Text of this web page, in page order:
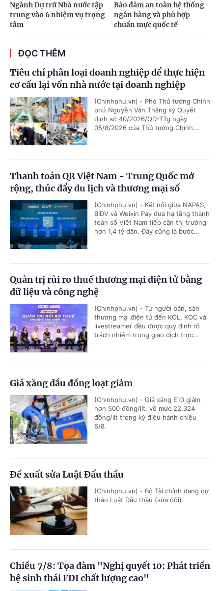
Ngành Dự trữ Nhà nước tập
trung vào 6 nhiệm vụ trọng
tâm
Bảo đảm an toàn hệ thống
ngân hàng và phù hợp
chuẩn mực quốc tế
ĐỌC THÊM
Tiêu chí phân loại doanh nghiệp để thực hiện
cơ cấu lại vốn nhà nước tại doanh nghiệp
(Chinhphu.vn) - Phó Thủ tướng Chính
phủ Nguyễn Văn Thắng ký Quyết
định số 40/2026/QĐ-TTg ngày
05/8/2026 của Thủ tướng Chính...
Thanh toán QR Việt Nam - Trung Quốc mở
rộng, thúc đẩy du lịch và thương mại số
(Chinhphu.vn) - Kết nối giữa NAPAS,
BIDV và Weixin Pay đưa hạ tầng thanh
toán số Việt Nam tiếp cận thị trường
hơn 1,4 tỷ dân. Đây cũng là bước...
Quản trị rủi ro thuế thương mại điện tử bằng
dữ liệu và công nghệ
(Chinhphu.vn) - Từ người bán, sàn
thương mại điện tử đến KOL, KOC và
livestreamer đều được quy định rõ
trách nhiệm trong giao dịch trực...
Giá xăng dầu đồng loạt giảm
(Chinhphu.vn) - Giá xăng E10 giảm
hơn 500 đồng/lít, về mức 22.324
đồng/lít trong kỳ điều hành chiều
6/8.
Đề xuất sửa Luật Đấu thầu
(Chinhphu.vn) - Bộ Tài chính đang dự
thảo Luật Đấu thầu (sửa đổi).
Chiều 7/8: Tọa đàm "Nghị quyết 10: Phát triển
hệ sinh thái FDI chất lượng cao"